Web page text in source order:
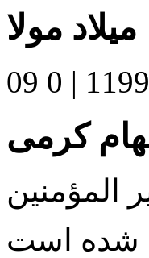
میلاد مولا
1199 |
0
کرمی
المؤمنین
شده است